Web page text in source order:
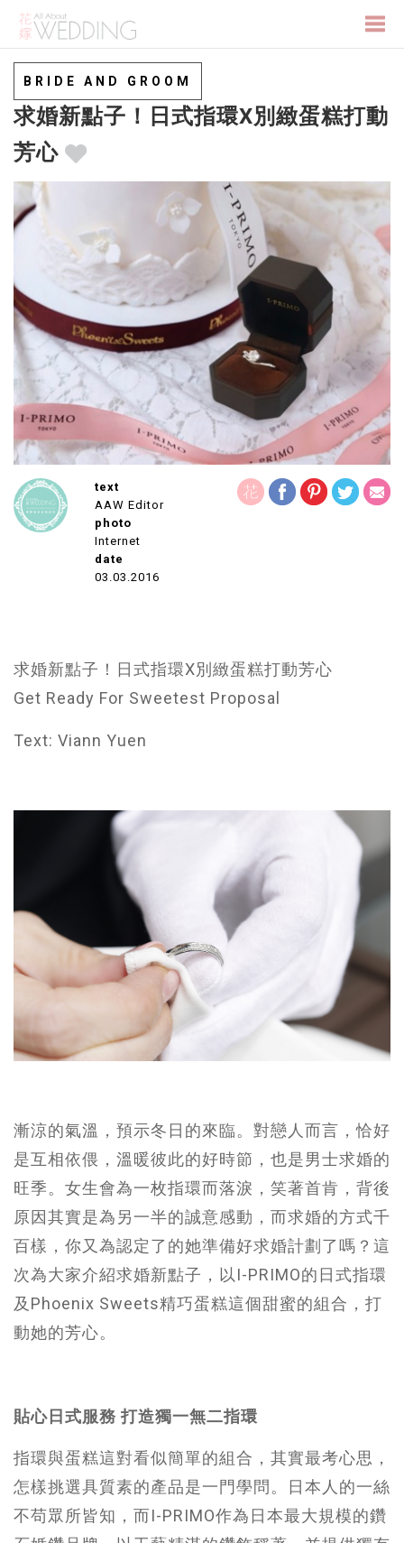
BRIDE AND GROOM
求婚新點子！日式指環X別緻蛋糕打動
芳心
text
AAW Editor
photo
Internet
date
03.03.2016
求婚新點子！日式指環X別緻蛋糕打動芳心
Get Ready For Sweetest Proposal
Text: Viann Yuen
漸涼的氣溫，預示冬日的來臨。對戀人而言，恰好
是互相依偎，溫暖彼此的好時節，也是男士求婚的
旺季。女生會為一枚指環而落淚，笑著首肯，背後
原因其實是為另一半的誠意感動，而求婚的方式千
百樣，你又為認定了的她準備好求婚計劃了嗎？這
次為大家介紹求婚新點子，以I-PRIMO的日式指環
及Phoenix Sweets精巧蛋糕這個甜蜜的組合，打
動她的芳心。
貼心日式服務 打造獨一無二指環
指環與蛋糕這對看似簡單的組合，其實最考心思，
怎樣挑選具質素的產品是一門學問。日本人的一絲
不苟眾所皆知，而I-PRIMO作為日本最大規模的鑽